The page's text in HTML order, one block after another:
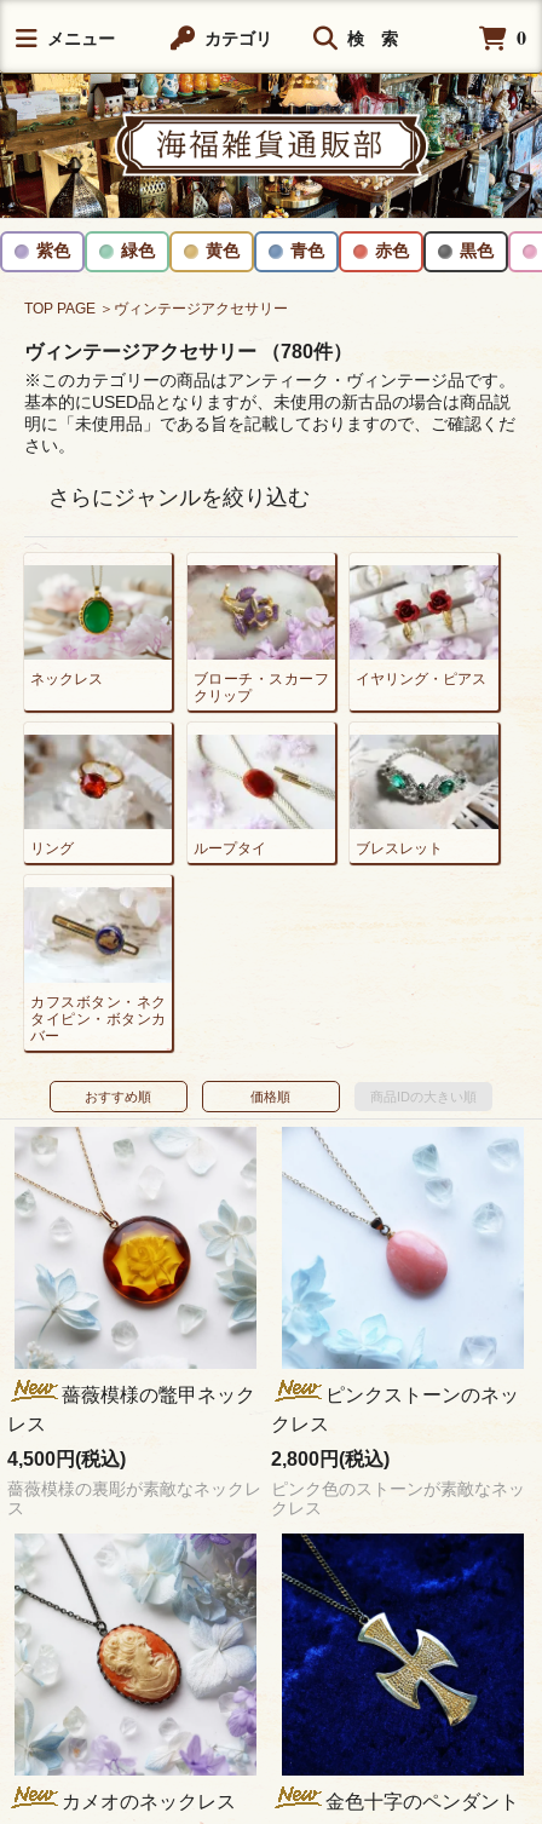
メニュー カテゴリ 検 索 0
紫色 緑色 黄色 青色 赤色 黒色
TOP PAGE ＞ヴィンテージアクセサリー
ヴィンテージアクセサリー （780件）
※このカテゴリーの商品はアンティーク・ヴィンテージ品です。
基本的にUSED品となりますが、未使用の新古品の場合は商品説
明に「未使用品」である旨を記載しておりますので、ご確認くだ
さい。
さらにジャンルを絞り込む
ネックレス
ブローチ・スカーフ
クリップ
イヤリング・ピアス
リング ループタイ ブレスレット
カフスボタン・ネク
タイピン・ボタンカ
バー
おすすめ順 価格順 商品IDの大きい順
薔薇模様の鼈甲ネック
レス
4,500円(税込)
薔薇模様の裏彫が素敵なネックレ
ス
ピンクストーンのネッ
クレス
2,800円(税込)
ピンク色のストーンが素敵なネッ
クレス
カメオのネックレス
金色十字のペンダント